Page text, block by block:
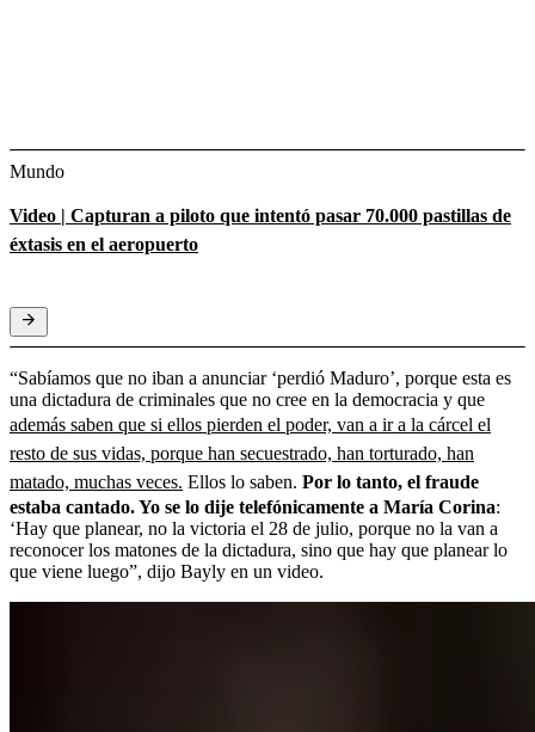
Mundo
Video | Capturan a piloto que intentó pasar 70.000 pastillas de
éxtasis en el aeropuerto
“Sabíamos que no iban a anunciar ‘perdió Maduro’, porque esta es
una dictadura de criminales que no cree en la democracia y que
además saben que si ellos pierden el poder, van a ir a la cárcel el
resto de sus vidas, porque han secuestrado, han torturado, han
matado, muchas veces. Ellos lo saben. Por lo tanto, el fraude
estaba cantado. Yo se lo dije telefónicamente a María Corina:
‘Hay que planear, no la victoria el 28 de julio, porque no la van a
reconocer los matones de la dictadura, sino que hay que planear lo
que viene luego”, dijo Bayly en un video.